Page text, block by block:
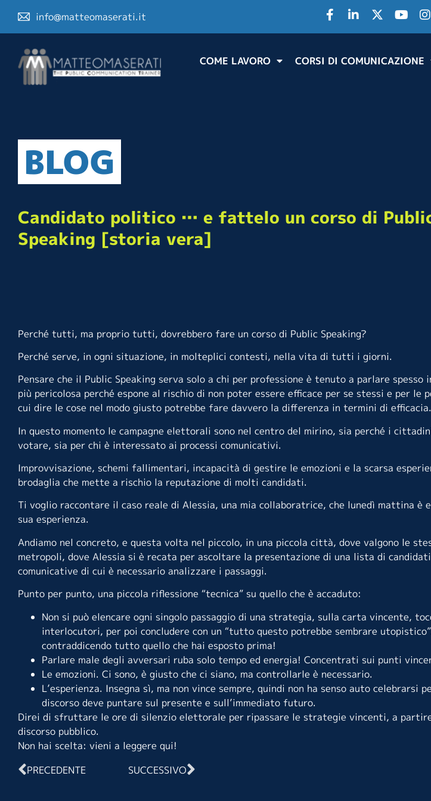
info@matteomaserati.it
COME LAVORO CORSI DI COMUNICAZIONE
BLOG
Candidato politico … e fattelo un corso di
Speaking [storia vera]
Perché tutti, ma proprio tutti, dovrebbero fare un corso di Public Speaking?
Perché serve, in ogni situazione, in molteplici contesti, nella vita di tutti i giorni.
Pensare che il Public Speaking serva solo a chi per professione è tenuto a parlare
più pericolosa perché espone al rischio di non poter essere efficace per se stessi e per le
cui dire le cose nel modo giusto potrebbe fare davvero la differenza in termini di efficacia.
In questo momento le campagne elettorali sono nel centro del mirino, sia perché i
votare, sia per chi è interessato ai processi comunicativi.
Improvvisazione, schemi fallimentari, incapacità di gestire le emozioni e la scarsa
brodaglia che mette a rischio la reputazione di molti candidati.
Ti voglio raccontare il caso reale di Alessia, una mia collaboratrice, che lunedì mattina è
sua esperienza.
Andiamo nel concreto, e questa volta nel piccolo, in una piccola città, dove valgono le
metropoli, dove Alessia si è recata per ascoltare la presentazione di una lista di
comunicative di cui è necessario analizzare i passaggi.
Punto per punto, una piccola riflessione “tecnica” su quello che è accaduto:
Non si può elencare ogni singolo passaggio di una strategia, sulla carta vincente,
interlocutori, per poi concludere con un “tutto questo potrebbe sembrare
contraddicendo tutto quello che hai esposto prima!
Parlare male degli avversari ruba solo tempo ed energia! Concentrati sui punti
Le emozioni. Ci sono, è giusto che ci siano, ma controllarle è necessario.
L’esperienza. Insegna sì, ma non vince sempre, quindi non ha senso auto celebrarsi
discorso deve puntare sul presente e sull’immediato futuro.
Direi di sfruttare le ore di silenzio elettorale per ripassare le strategie vincenti, a
discorso pubblico.
Non hai scelta: vieni a leggere qui!
PRECEDENTE
SUCCESSIVO